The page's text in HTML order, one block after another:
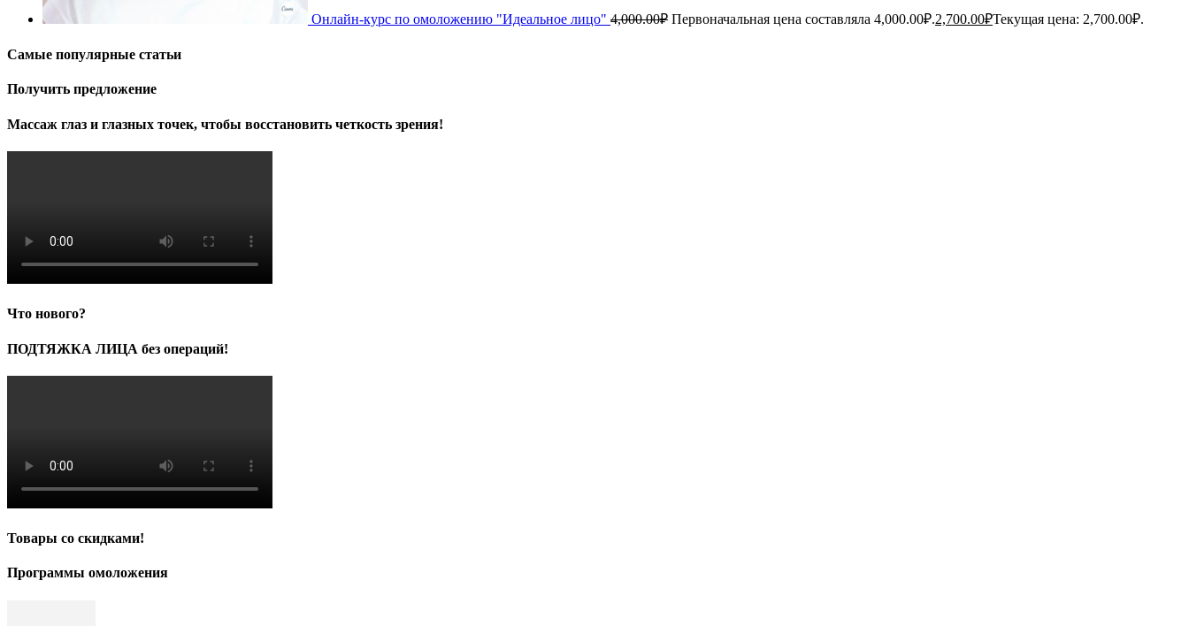
Онлайн-курс по омоложению "Идеальное лицо" 4,000.00₽ Первоначальная цена составляла 4,000.00₽.2,700.00₽Текущая цена: 2,700.00₽.
Самые популярные статьи
Получить предложение
Массаж глаз и глазных точек, чтобы восстановить четкость зрения!
Что нового?
ПОДТЯЖКА ЛИЦА без операций!
Товары со скидками!
Программы омоложения